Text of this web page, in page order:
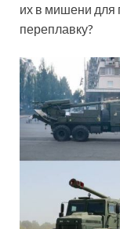
их в мишени для
переплавку?